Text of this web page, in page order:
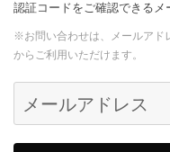
認証コードをご確認できるメ
※お問い合わせは、メールアド
からご利用いただけます。
メールアドレス